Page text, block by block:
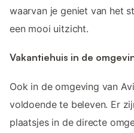
waarvan je geniet van het
een mooi uitzicht.
Vakantiehuis in de
Ook in de omgeving van
voldoende te beleven. Er
plaatsjes in de directe